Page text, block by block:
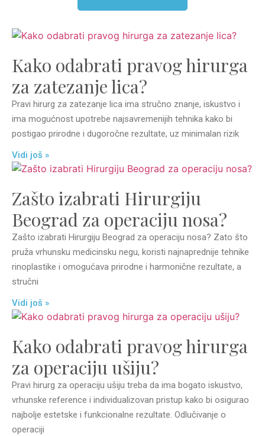
Kako odabrati pravog hirurga
za zatezanje lica?
Pravi hirurg za zatezanje lica ima stručno znanje, iskustvo i
ima mogućnost upotrebe najsavremenijih tehnika kako bi
postigao prirodne i dugoročne rezultate, uz minimalan rizik
Vidi još »
Zašto izabrati Hirurgiju
Beograd za operaciju nosa?
Zašto izabrati Hirurgiju Beograd za operaciju nosa? Zato što
pruža vrhunsku medicinsku negu, koristi najnaprednije tehnike
rinoplastike i omogućava prirodne i harmonične rezultate, a
stručni
Vidi još »
Kako odabrati pravog hirurga
za operaciju ušiju?
Pravi hirurg za operaciju ušiju treba da ima bogato iskustvo,
vrhunske reference i individualizovan pristup kako bi osigurao
najbolje estetske i funkcionalne rezultate. Odlučivanje o
operaciji